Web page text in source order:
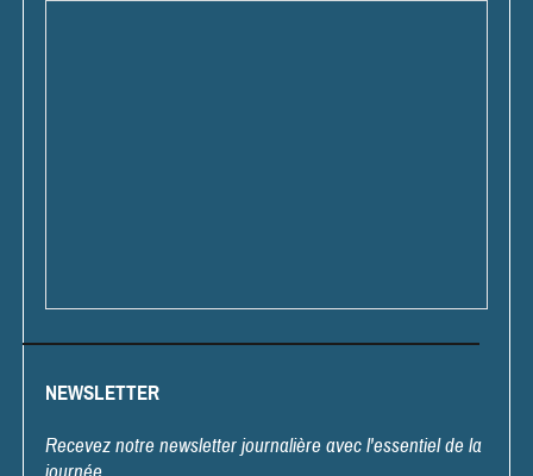
NEWSLETTER
Recevez notre newsletter journalière avec l'essentiel de la